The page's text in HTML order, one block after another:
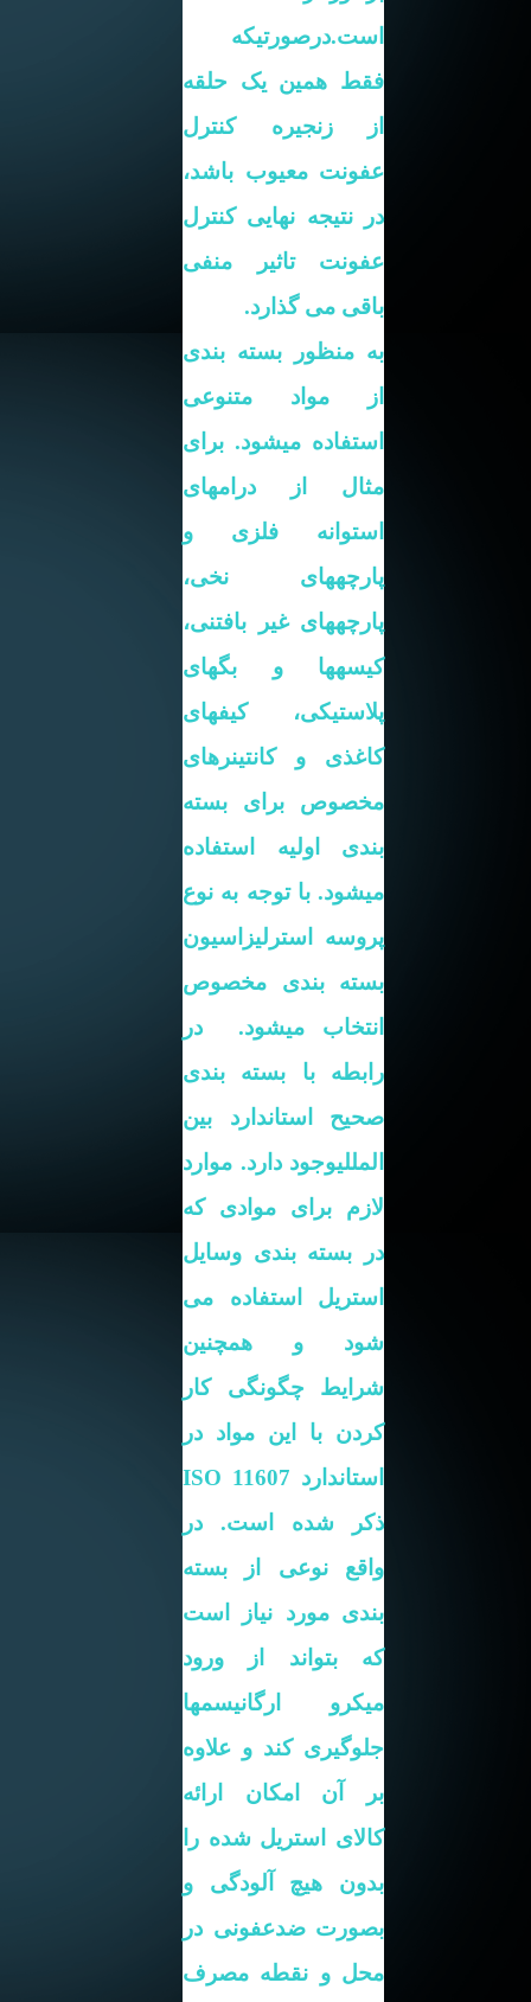
است.درصورتیکه
فقط همین یک حلقه
از زنجیره کنترل
عفونت معیوب باشد،
در نتیجه نهایی کنترل
عفونت تاثیر منفی
باقی می گذارد.
به منظور بسته بندی
از مواد متنوعی
استفاده میشود. برای
مثال از درامهای
استوانه فلزی و
پارچههای نخی،
پارچههای غیر بافتنی،
کیسهها و بگهای
پلاستیکی، کیفهای
کاغذی و کانتینرهای
مخصوص برای بسته
بندی اولیه استفاده
میشود. با توجه به نوع
پروسه استرلیزاسیون
بسته بندی مخصوص
انتخاب میشود. در
رابطه با بسته بندی
صحیح استاندارد بین
المللیوجود دارد. موارد
لازم برای موادی که
در بسته بندی وسایل
استریل استفاده می
شود و همچنین
شرایط چگونگی کار
کردن با این مواد در
استاندارد ISO 11607
ذکر شده است. در
واقع نوعی از بسته
بندی مورد نیاز
است
که بتواند از ورود
میکرو ارگانیسمها
جلوگیری کند و علاوه
بر آن امکان ارائه
کالای استریل شده را
بدون هیچ آلودگی و
بصورت ضدعفونی در
محل و نقطه مصرف